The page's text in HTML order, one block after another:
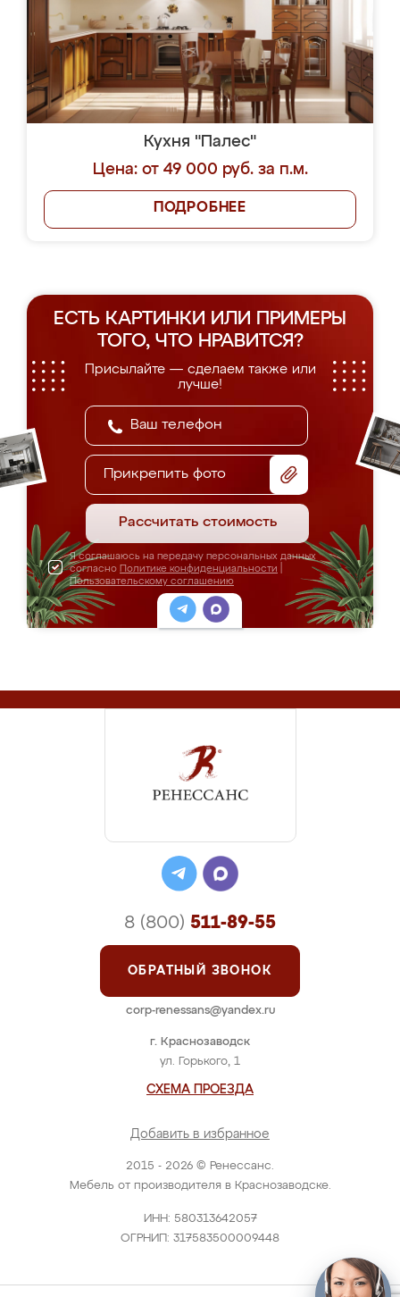
Кухня "Палес"
Цена: от 49 000 руб. за п.м.
ПОДРОБНЕЕ
ЕСТЬ КАРТИНКИ ИЛИ ПРИМЕРЫ
ТОГО, ЧТО НРАВИТСЯ?
Присылайте — сделаем также или
лучше!
Прикрепить фото
Рассчитать стоимость
Я соглашаюсь на передачу персональных данных
согласно Политике конфиденциальности
Пользовательскому соглашению
2015 - 2026 © Ренессанс.
Мебель от производителя в Краснозаводске.
ИНН: 580313642057
ОГРНИП: 317583500009448
г. Краснозаводск
ул. Горького, 1
СХЕМА ПРОЕЗДА
Добавить в избранное
8 (800) 511-89-55
ОБРАТНЫЙ ЗВОНОК
corp-renessans@yandex.ru